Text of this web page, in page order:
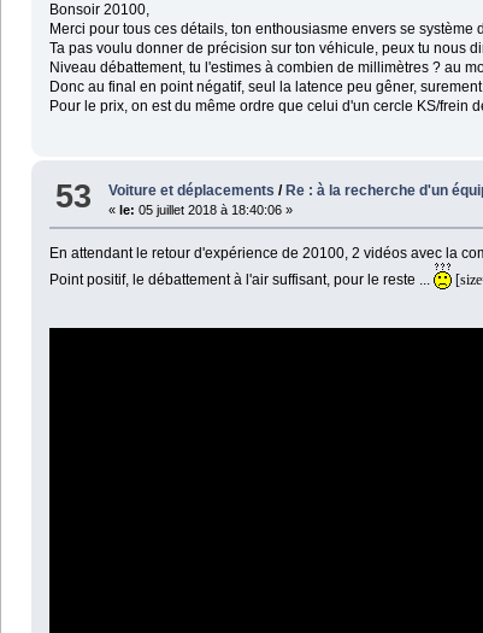
Bonsoir 20100,
Merci pour tous ces détails, ton enthousiasme envers se
Ta pas voulu donner de précision sur ton véhicule, peux tu nous
Niveau débattement, tu l'estimes à combien de millimètres ? au
Donc au final en point négatif, seul la latence peu gêner,
Pour le prix, on est du même ordre que celui d'un cercle KS/frein
53 Voiture et déplacements /Re : à la recherche d'un
«le: 05 juillet 2018 à 18:40:06 »
En attendant le retour d'expérience de 20100, 2 vidéos avec la
Point positif, le débattement à l'air suffisant, pour le reste ...